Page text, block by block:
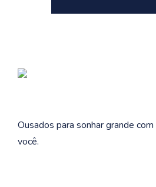
Ousados para sonhar grande com
você.